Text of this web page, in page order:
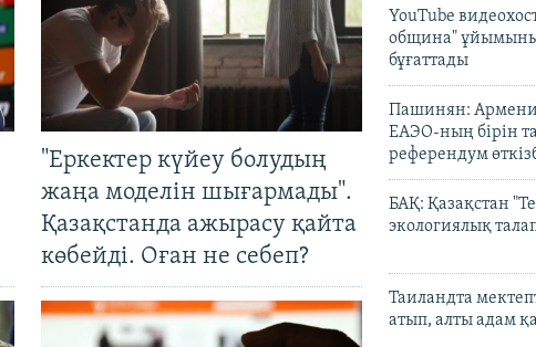
"Еркектер күйеу болудың
жаңа моделін шығармады".
Қазақстанда ажырасу қайта
көбейді. Оған не себеп?
YouTube
община"
бұғаттады
Пашинян:
ЕАЭО-ның бірін
референдум
БАҚ: Қазақстан
экологиялық
Таиландта
атып, алты адам